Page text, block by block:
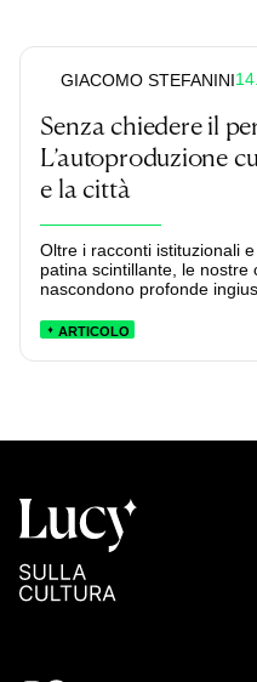
GIACOMO STEFANINI
Senza chiedere il
L’autoproduzione
e la città
Oltre i racconti istituzionali
patina scintillante, le nostre
nascondono profonde
prova a fornire un’alternativa
ARTICOLO